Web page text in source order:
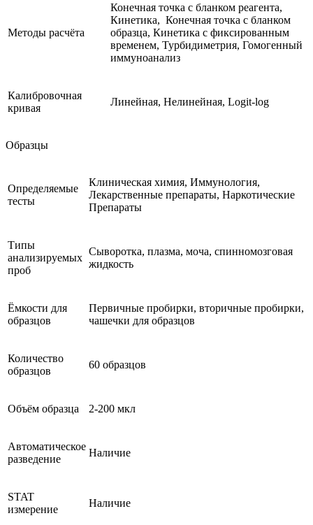
Методы расчёта
Конечная точка с бланком реагента,
Кинетика, Конечная точка с бланком
образца, Кинетика с фиксированным
временем, Турбидиметрия, Гомогенный
иммуноанализ
Калибровочная
кривая
Линейная, Нелинейная, Logit-log
Образцы
Определяемые
тесты
Клиническая химия, Иммунология,
Лекарственные препараты, Наркотические
Препараты
Типы
анализируемых
проб
Сыворотка, плазма, моча, спинномозговая
жидкость
Ёмкости для
образцов
Первичные пробирки, вторичные пробирки,
чашечки для образцов
Количество
образцов
60 образцов
Объём образца 2-200 мкл
Автоматическое
разведение
Наличие
STAT
измерение
Наличие